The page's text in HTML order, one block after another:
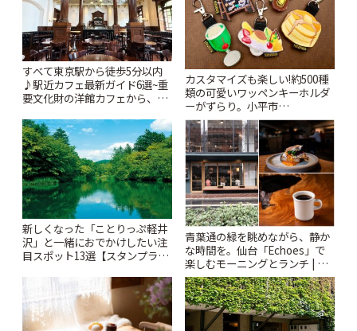
すべて東京駅から徒歩5分以内
♪駅近カフェ最新ガイド6選~重
要文化財の洋館カフェから、改
りっぷ
カスタマイズも楽しい!約500種
類の可愛いワッペンキーホルダ
ーがずらり。小平市
「Kimamaya T&K」 | ことりっ
ぷ
新しくなった「ことりっぷ軽井
沢」と一緒におでかけしたい注
目スポット13選【スタンプラリ
青葉通の緑を眺めながら、静か
な時間を。仙台「Echoes」で
楽しむモーニングとランチ | こ
とりっぷ